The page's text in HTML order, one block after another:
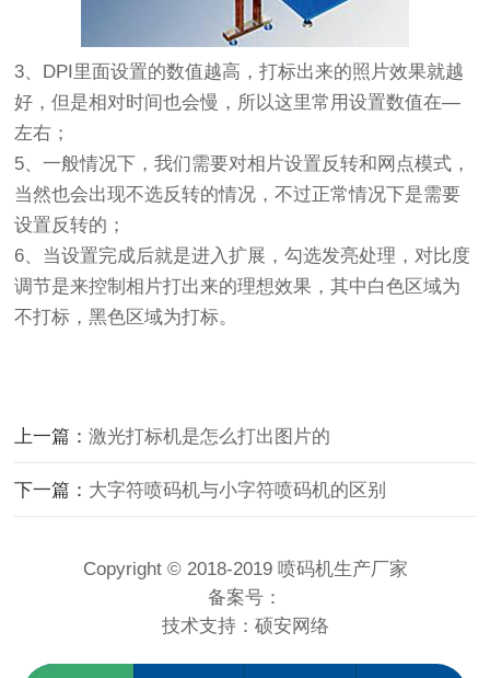
3、DPI里面设置的数值越高，打标出来的照片效果就越
好，但是相对时间也会慢，所以这里常用设置数值在—
左右；
5、一般情况下，我们需要对相片设置反转和网点模式，
当然也会出现不选反转的情况，不过正常情况下是需要
设置反转的；
6、当设置完成后就是进入扩展，勾选发亮处理，对比度
调节是来控制相片打出来的理想效果，其中白色区域为
不打标，黑色区域为打标。
上一篇：激光打标机是怎么打出图片的
下一篇： 大字符喷码机与小字符喷码机的区别
Copyright © 2018-2019 喷码机生产厂家
备案号：
技术支持： 硕安网络